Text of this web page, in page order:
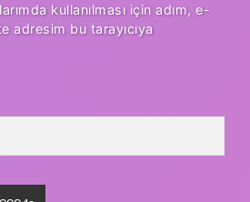
kullanılması için adım, e-
adresim bu tarayıcıya